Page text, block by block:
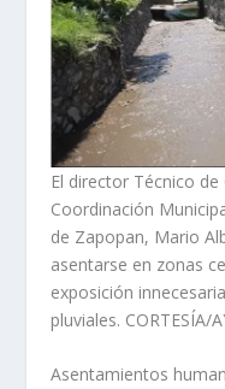
El director Técnico
Coordinación
de Zapopan, Mario
asentarse en zonas
exposición
pluviales. CORTESÍA/
Asentamientos